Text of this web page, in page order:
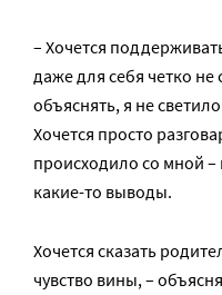
– Хочется
даже для себя четко
объяснять, я не
Хочется просто
происходило со мной
какие-то выводы.
Хочется сказать
чувство вины, –